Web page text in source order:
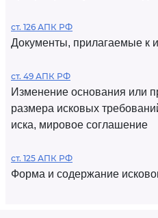
ст. 126 АПК РФ
Документы, прилагаемые к
ст. 49 АПК РФ
Изменение основания или
размера исковых
иска, мировое соглашение
ст. 125 АПК РФ
Форма и содержание